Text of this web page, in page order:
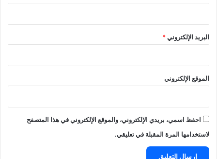
البريد الإلكتروني*
الموقع الإلكتروني
احفظ اسمي، بريدي الإلكتروني، والموقع الإلكتروني في هذا المتصفح
لاستخدامها المرة المقبلة في تعليقي.